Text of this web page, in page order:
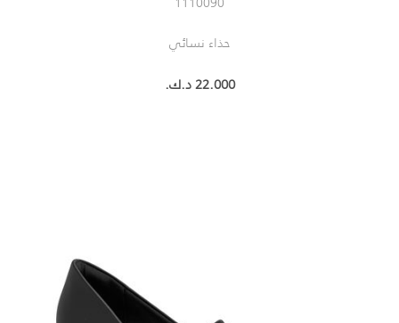
حذاء نسائي
22.000 د.ك.‏